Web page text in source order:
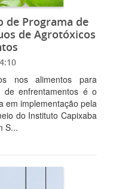
de Programa de
de Agrotóxicos
nos alimentos para
enfrentamentos é o
em implementação pela
do Instituto Capixaba
S...